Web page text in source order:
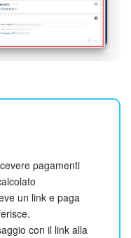
pagamenti
un link e paga
con il link alla